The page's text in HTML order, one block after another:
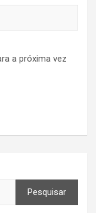
a próxima vez
Pesquisar